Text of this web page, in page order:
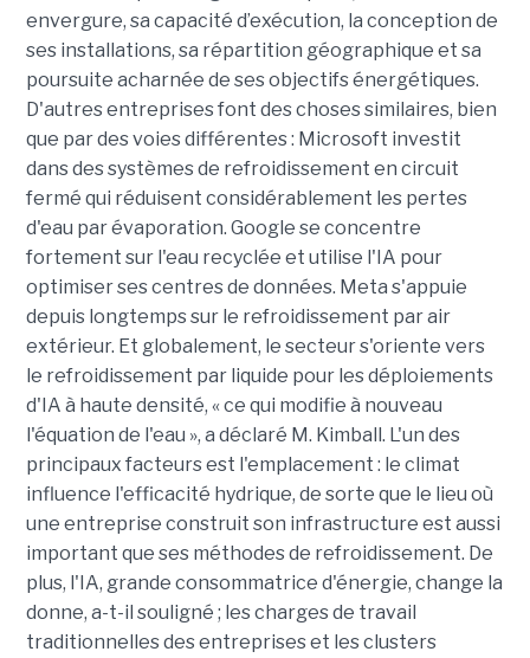
envergure, sa capacité d’exécution, la conception de
ses installations, sa répartition géographique et sa
poursuite acharnée de ses objectifs énergétiques.
D'autres entreprises font des choses similaires, bien
que par des voies différentes : Microsoft investit
dans des systèmes de refroidissement en circuit
fermé qui réduisent considérablement les pertes
d'eau par évaporation. Google se concentre
fortement sur l'eau recyclée et utilise l'IA pour
optimiser ses centres de données. Meta s'appuie
depuis longtemps sur le refroidissement par air
extérieur. Et globalement, le secteur s'oriente vers
le refroidissement par liquide pour les déploiements
d'IA à haute densité, « ce qui modifie à nouveau
l'équation de l'eau », a déclaré M. Kimball. L'un des
principaux facteurs est l'emplacement : le climat
influence l'efficacité hydrique, de sorte que le lieu où
une entreprise construit son infrastructure est aussi
important que ses méthodes de refroidissement. De
plus, l'IA, grande consommatrice d'énergie, change la
donne, a-t-il souligné ; les charges de travail
traditionnelles des entreprises et les clusters